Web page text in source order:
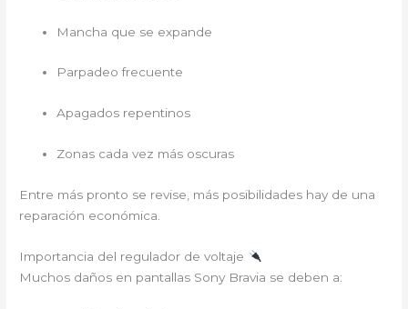
Mancha que se expande
Parpadeo frecuente
Apagados repentinos
Zonas cada vez más oscuras
Entre más pronto se revise, más posibilidades hay de una
reparación económica.
Importancia del regulador de voltaje
Muchos daños en pantallas Sony Bravia se deben a: